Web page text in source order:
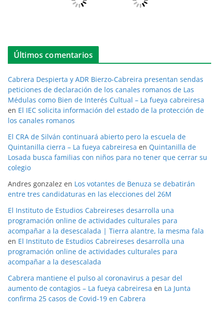
Últimos comentarios
Cabrera Despierta y ADR Bierzo-Cabreira presentan sendas
peticiones de declaración de los canales romanos de Las
Médulas como Bien de Interés Cultual – La fueya cabreiresa
en El IEC solicita información del estado de la protección de
los canales romanos
El CRA de Silván continuará abierto pero la escuela de
Quintanilla cierra – La fueya cabreiresa en Quintanilla de
Losada busca familias con niños para no tener que cerrar su
colegio
Andres gonzalez en Los votantes de Benuza se debatirán
entre tres candidaturas en las elecciones del 26M
El Instituto de Estudios Cabreireses desarrolla una
programación online de actividades culturales para
acompañar a la desescalada | Tierra alantre, la mesma fala
en El Instituto de Estudios Cabreireses desarrolla una
programación online de actividades culturales para
acompañar a la desescalada
Cabrera mantiene el pulso al coronavirus a pesar del
aumento de contagios – La fueya cabreiresa en La Junta
confirma 25 casos de Covid-19 en Cabrera